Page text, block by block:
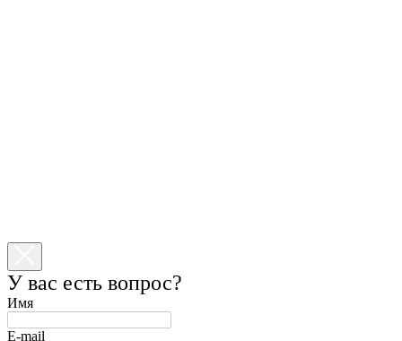
У вас есть вопрос?
Имя
E-mail